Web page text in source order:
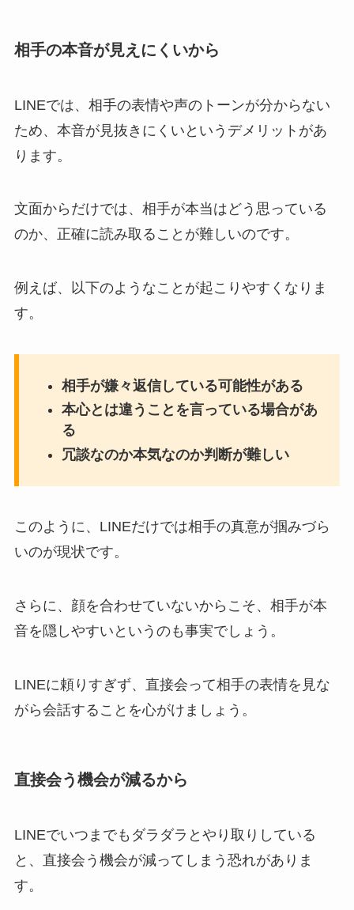
相手の本音が見えにくいから
LINEでは、相手の表情や声のトーンが分からない
ため、本音が見抜きにくいというデメリットがあ
ります。
文面からだけでは、相手が本当はどう思っている
のか、正確に読み取ることが難しいのです。
例えば、以下のようなことが起こりやすくなりま
す。
相手が嫌々返信している可能性がある
本心とは違うことを言っている場合があ
る
冗談なのか本気なのか判断が難しい
このように、LINEだけでは相手の真意が掴みづら
いのが現状です。
さらに、顔を合わせていないからこそ、相手が本
音を隠しやすいというのも事実でしょう。
LINEに頼りすぎず、直接会って相手の表情を見な
がら会話することを心がけましょう。
直接会う機会が減るから
LINEでいつまでもダラダラとやり取りしている
と、直接会う機会が減ってしまう恐れがありま
す。